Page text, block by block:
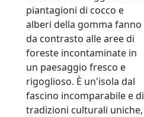
piantagioni di cocco e
alberi della gomma fanno
da contrasto alle aree di
foreste incontaminate in
un paesaggio fresco e
rigoglioso. È un'isola dal
fascino incomparabile e di
tradizioni culturali uniche,